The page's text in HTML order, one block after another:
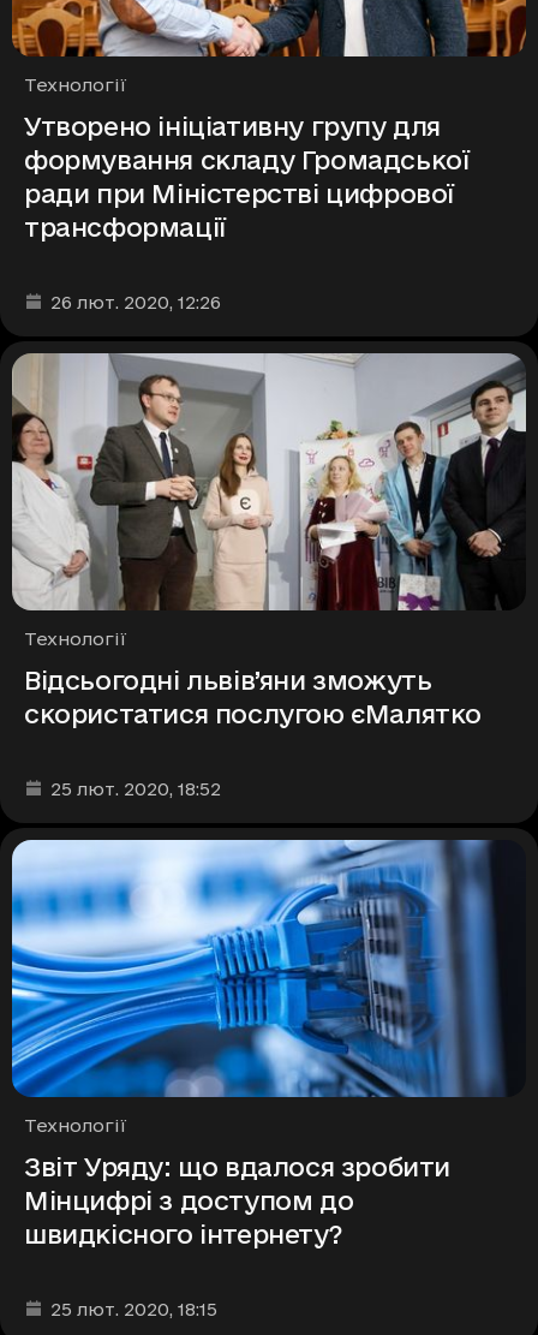
Рубрики
Технології
Утворено ініціативну групу для
формування складу Громадської
ради при Міністерстві цифрової
трансформації
Дата та час публікації
26 лют. 2020, 12:26
Рубрики
Технології
Відсьогодні львів’яни зможуть
скористатися послугою єМалятко
Дата та час публікації
25 лют. 2020, 18:52
Рубрики
Технології
Звіт Уряду: що вдалося зробити
Мінцифрі з доступом до
швидкісного інтернету?
Дата та час публікації
25 лют. 2020, 18:15